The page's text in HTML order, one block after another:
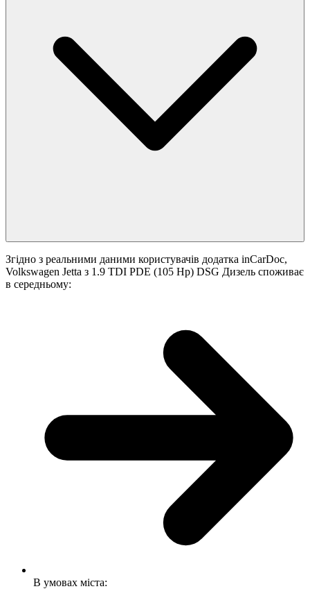
Згідно з реальними даними користувачів додатка inCarDoc,
Volkswagen Jetta з 1.9 TDI PDE (105 Hp) DSG Дизель споживає
в середньому:
В умовах міста: